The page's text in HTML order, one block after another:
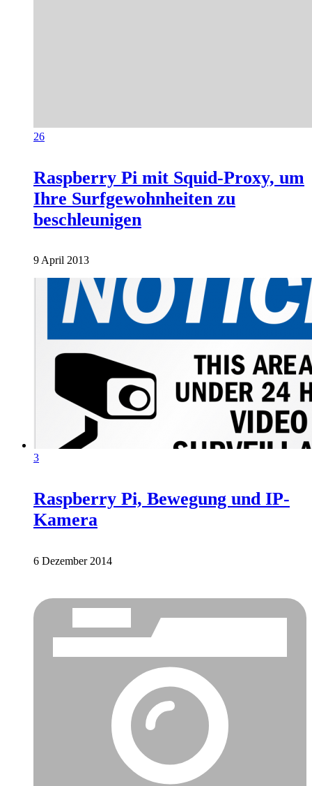
26
Raspberry Pi mit Squid-Proxy, um
Ihre Surfgewohnheiten zu
beschleunigen
9 April 2013
3
Raspberry Pi, Bewegung und IP-
Kamera
6 Dezember 2014